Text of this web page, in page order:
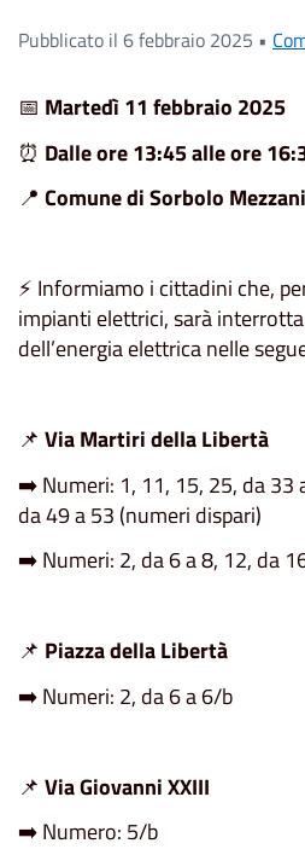
Pubblicato il 6 febbraio 2025 •
📅 Martedì 11 febbraio 2025
⏰ Dalle ore 13:45 alle ore
📍 Comune di Sorbolo Mezzani
⚡ Informiamo i cittadini che,
impianti elettrici, sarà
dell’energia elettrica nelle
📌 Via Martiri della Libertà
➡️ Numeri: 1, 11, 15, 25, da 33
da 49 a 53 (numeri dispari)
➡️ Numeri: 2, da 6 a 8, 12, da
📌 Piazza della Libertà
➡️ Numeri: 2, da 6 a 6/b
📌 Via Giovanni XXIII
➡️ Numero: 5/b